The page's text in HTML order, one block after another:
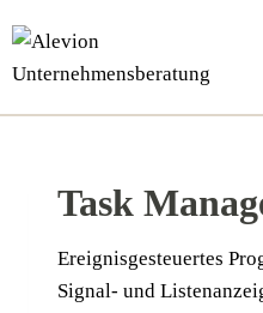
Inhalt
springen
Task
Ereig­nis­ge­steu­er­tes
Signal- und